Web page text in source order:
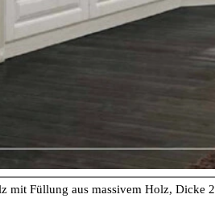
mit Füllung aus massivem Holz, Dicke